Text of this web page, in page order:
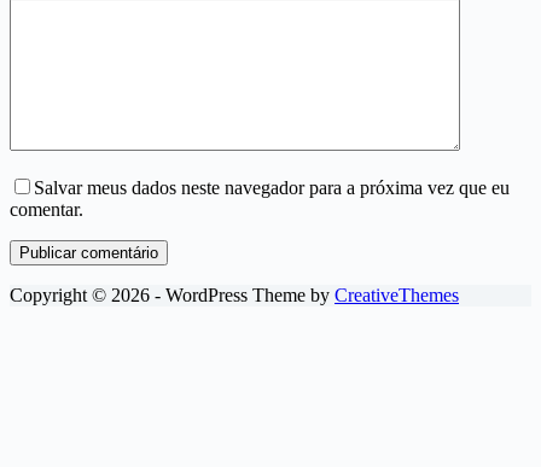
Salvar meus dados neste navegador para a próxima vez que eu
comentar.
Publicar comentário
Copyright © 2026 - WordPress Theme by CreativeThemes